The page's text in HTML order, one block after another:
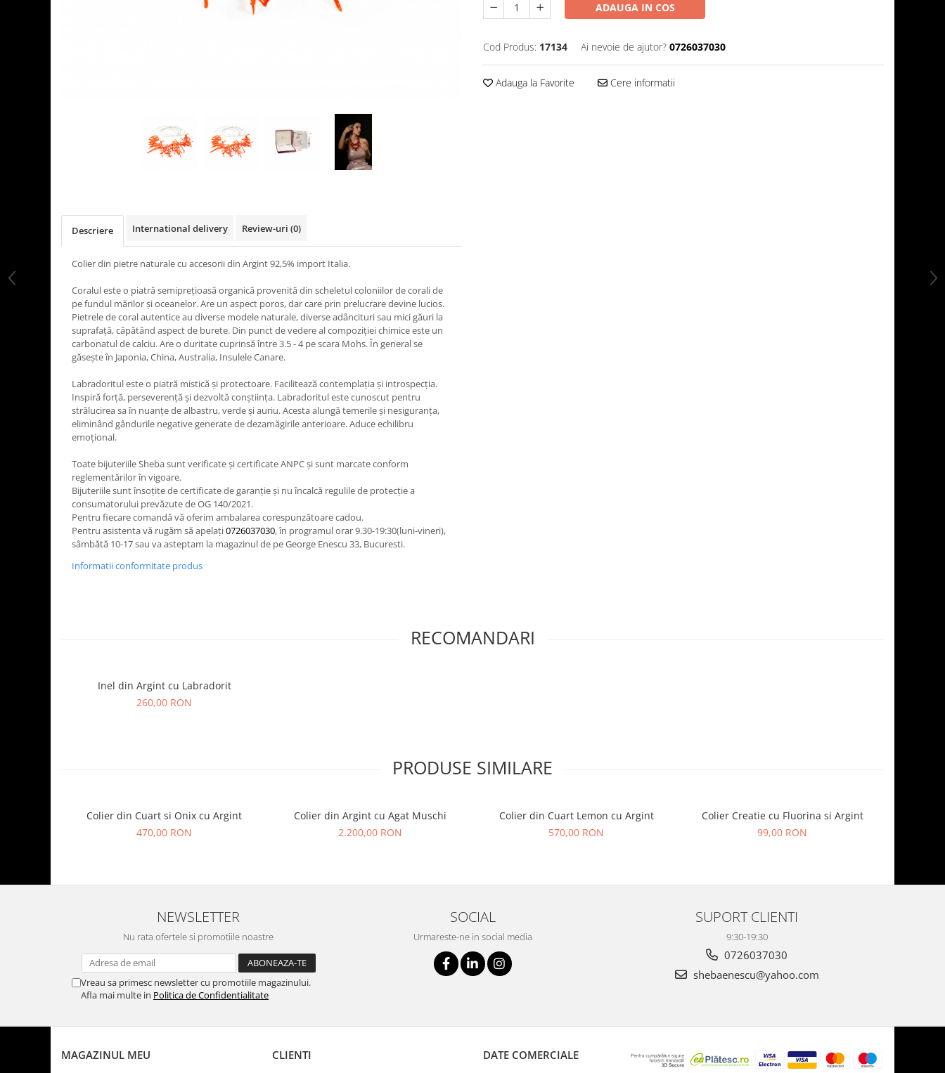
ADAUGA IN COS
Cod Produs: 17134 Ai nevoie de ajutor? 0726037030
Adauga la Favorite Cere informatii
Descriere International delivery Review-uri (0)
Colier din pietre naturale cu accesorii din Argint 92,5% import Italia.
Coralul este o piatră semipreţioasă organică provenită din scheletul coloniilor de corali de
pe fundul mărilor și oceanelor. Are un aspect poros, dar care prin prelucrare devine lucios.
Pietrele de coral autentice au diverse modele naturale, diverse adâncituri sau mici găuri la
suprafață, căpătând aspect de burete. Din punct de vedere al compoziției chimice este un
carbonatul de calciu. Are o duritate cuprinsă între 3.5 - 4 pe scara Mohs. În general se
găsește în Japonia, China, Australia, Insulele Canare.
Labradoritul este o piatră mistică și protectoare. Facilitează contemplația și introspecția.
Inspiră forță, perseverență și dezvoltă conștiința. Labradoritul este cunoscut pentru
strălucirea sa în nuanțe de albastru, verde și auriu. Acesta alungă temerile și nesiguranța,
eliminând gândurile negative generate de dezamăgirile anterioare. Aduce echilibru
emoțional.
Toate bijuteriile Sheba sunt verificate şi certificate ANPC și sunt marcate conform
reglementărilor în vigoare.
Bijuteriile sunt însoţite de certificate de garanţie și nu încalcă regulile de protecție a
consumatorului prevăzute de OG 140/2021.
Pentru fiecare comandă vă oferim ambalarea corespunzătoare cadou.
Pentru asistenta vă rugăm să apelați0726037030, în programul orar 9.30-19:30(luni-vineri),
sâmbătă 10-17 sau va asteptam la magazinul de pe George Enescu 33, Bucuresti.
Informatii conformitate produs
RECOMANDARI
Inel din Argint cu Labradorit
260,00 RON
PRODUSE SIMILARE
Colier din Cuart si Onix cu Argint
470,00 RON
Colier din Argint cu Agat Muschi
2.200,00 RON
Colier din Cuart Lemon cu Argint
570,00 RON
Colier Creatie cu Fluorina si Argint
99,00 RON
NEWSLETTER
Nu rata ofertele si promotiile noastre
Vreau sa primesc newsletter cu promotiile magazinului.
Afla mai multe in Politica de Confidentialitate
SOCIAL
Urmareste-ne in social media
SUPORT CLIENTI
9:30-19:30
0726037030
shebaenescu@yahoo.com
MAGAZINUL MEU CLIENTI DATE COMERCIALE